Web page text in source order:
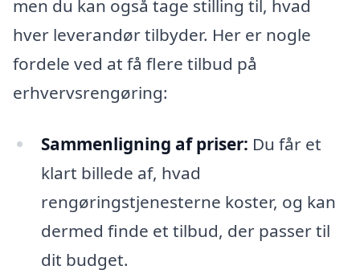
men du kan også tage stilling til, hvad
hver leverandør tilbyder. Her er nogle
fordele ved at få flere tilbud på
erhvervsrengøring:
Sammenligning af priser: Du får et
klart billede af, hvad
rengøringstjenesterne koster, og kan
dermed finde et tilbud, der passer til
dit budget.